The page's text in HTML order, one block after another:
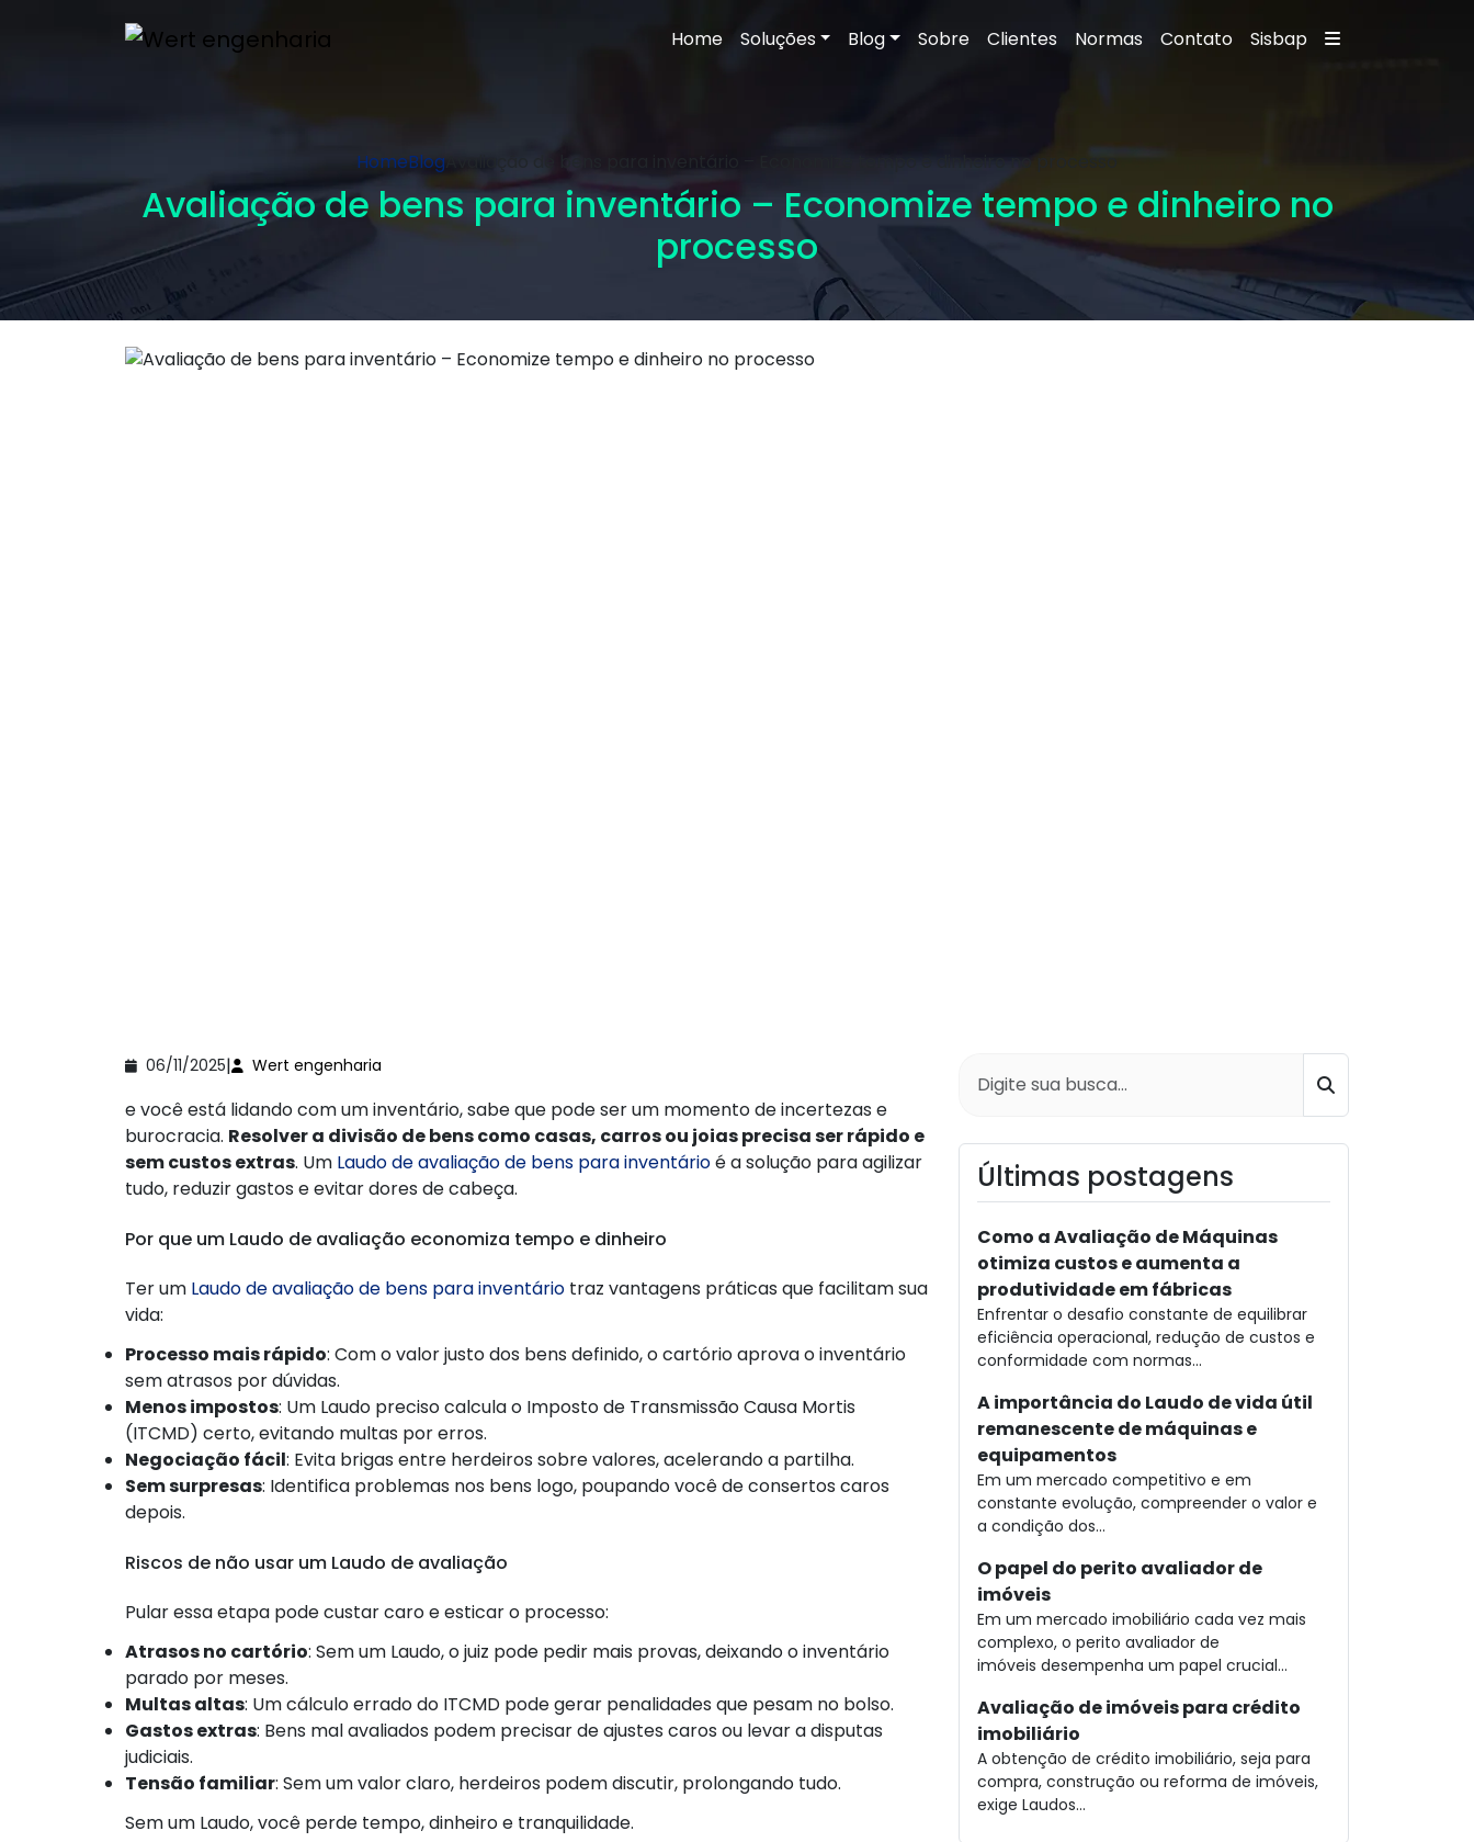
Home Soluções Blog Sobre Clientes Normas Contato Sisbap
HomeBlog Avaliação de bens para inventário – Economize tempo e dinheiro no processo
Avaliação de bens para inventário – Economize tempo e dinheiro no
processo
06/11/2025| Wert engenharia
e você está lidando com um inventário, sabe que pode ser um momento de incertezas e
burocracia. Resolver a divisão de bens como casas, carros ou joias precisa ser rápido e
sem custos extras. Um Laudo de avaliação de bens para inventárioé a solução para agilizar
tudo, reduzir gastos e evitar dores de cabeça.
Por que um Laudo de avaliação economiza tempo e dinheiro
Ter um Laudo de avaliação de bens para inventário traz vantagens práticas que facilitam sua
vida:
Processo mais rápido: Com o valor justo dos bens definido, o cartório aprova o inventário
sem atrasos por dúvidas.
Menos impostos: Um Laudo preciso calcula o Imposto de Transmissão Causa Mortis
(ITCMD) certo, evitando multas por erros.
Negociação fácil: Evita brigas entre herdeiros sobre valores, acelerando a partilha.
Sem surpresas: Identifica problemas nos bens logo, poupando você de consertos caros
depois.
Riscos de não usar um Laudo de avaliação
Pular essa etapa pode custar caro e esticar o processo:
Atrasos no cartório: Sem um Laudo, o juiz pode pedir mais provas, deixando o inventário
parado por meses.
Multas altas: Um cálculo errado do ITCMD pode gerar penalidades que pesam no bolso.
Gastos extras: Bens mal avaliados podem precisar de ajustes caros ou levar a disputas
judiciais.
Tensão familiar: Sem um valor claro, herdeiros podem discutir, prolongando tudo.
Sem um Laudo, você perde tempo, dinheiro e tranquilidade.
Buscar
Últimas postagens
Como a Avaliação de Máquinas
otimiza custos e aumenta a
produtividade em fábricas
Enfrentar o desafio constante de equilibrar
eficiência operacional, redução de custos e
conformidade com normas...
A importância do Laudo de vida útil
remanescente de máquinas e
equipamentos
Em um mercado competitivo e em
constante evolução, compreender o valor e
a condição dos...
O papel do perito avaliador de
imóveis
Em um mercado imobiliário cada vez mais
complexo, o perito avaliador de
imóveis desempenha um papel crucial...
Avaliação de imóveis para crédito
imobiliário
A obtenção de crédito imobiliário, seja para
compra, construção ou reforma de imóveis,
exige Laudos...